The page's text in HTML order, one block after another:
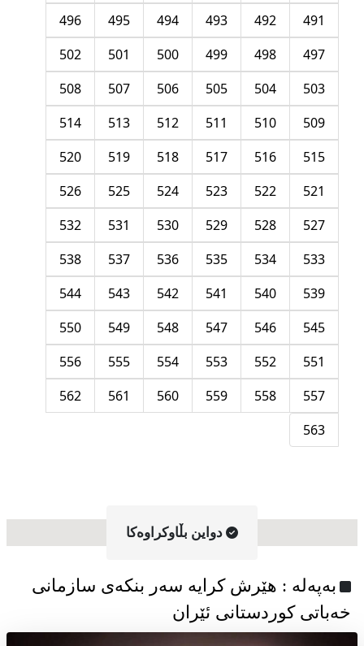
491
492
493
494
495
496
497
498
499
500
501
502
503
504
505
506
507
508
509
510
511
512
513
514
515
516
517
518
519
520
521
522
523
524
525
526
527
528
529
530
531
532
533
534
535
536
537
538
539
540
541
542
543
544
545
546
547
548
549
550
551
552
553
554
555
556
557
558
559
560
561
562
563
دواین بڵاوکراوه‌کا
به‌په‌له‌ : هێرش کرایە سەر بنکەی سازمانی
خەباتی کوردستانی ئێران